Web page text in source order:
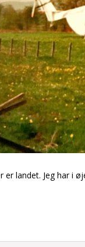
er landet. Jeg har i